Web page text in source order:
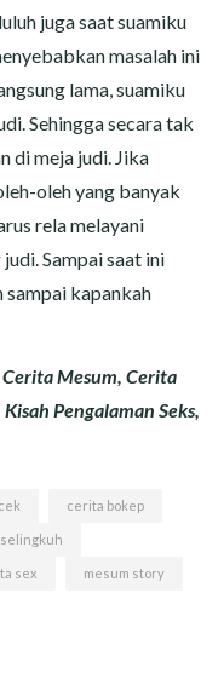
juga saat suamiku
masalah ini
lama, suamiku
Sehingga secara tak
di meja judi. Jika
oleh yang banyak
rela melayani
Sampai saat ini
sampai kapankah
Mesum, Cerita
Pengalaman Seks,
cerita bokep
sex mesum story